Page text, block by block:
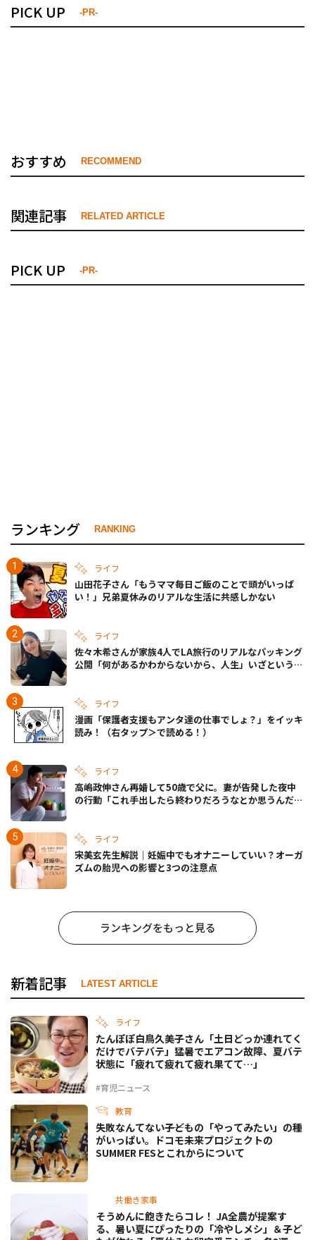
PICK UP -PR-
おすすめ RECOMMEND
関連記事 RELATED ARTICLE
PICK UP -PR-
ランキング RANKING
ライフ
山田花子さん「もうママ毎日ご飯のことで頭がいっぱ
い！」兄弟夏休みのリアルな生活に共感しかない
ライフ
佐々木希さんが家族4人でLA旅行のリアルなパッキング
公開「何があるかわからないから、人生」いざというと
ライフ
漫画「保護者支援もアンタ達の仕事でしょ？」をイッキ
読み！（右タップ＞で読める！）
ライフ
高嶋政伸さん再婚して50歳で父に。妻が告発した夜中
の行動「これ手出したら終わりだろうなとか思うんだけ
ライフ
宋美玄先生解説｜妊娠中でもオナニーしていい？オーガ
ズムの胎児への影響と3つの注意点
ランキングをもっと見る
新着記事 LATEST ARTICLE
ライフ
#育児ニュース
たんぽぽ白鳥久美子さん「土日どっか連れてく
だけでバテバテ」猛暑でエアコン故障、夏バテ
状態に「疲れて疲れて疲れ果てて…」
教育
失敗なんてない――子どもの「やってみたい」の種
がいっぱい。ドコモ未来プロジェクトの
SUMMER FESとこれからについて
共働き家事
そうめんに飽きたらコレ！ JA全農が提案す
る、暑い夏にぴったりの「冷やしメシ」＆子ど